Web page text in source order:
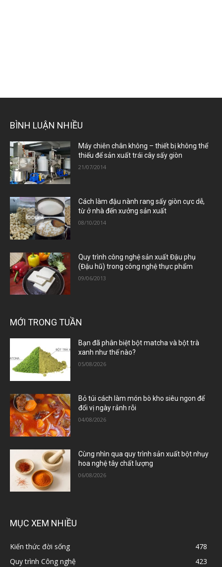
BÌNH LUẬN NHIỀU
Máy chiên chân không – thiết bị không thể
thiếu để sản xuất trái cây sấy giòn
21/07/2014
Cách làm đậu nành rang sấy giòn cực dễ,
từ ở nhà đến xưởng sản xuất
08/10/2014
Quy trình công nghệ sản xuất Đậu phụ
(Đậu hũ) trong công nghệ thực phẩm
09/06/2013
MỚI TRONG TUẦN
Bạn đã phân biệt bột matcha và bột trà
xanh như thế nào?
05/08/2026
Bỏ túi cách làm món bò kho siêu ngon để
đổi vị ngày rảnh rỗi
04/08/2026
Cùng nhìn qua quy trình sản xuất bột nhụy
hoa nghệ tây chất lượng
06/08/2026
MỤC XEM NHIỀU
Kiến thức đời sống
478
Quy trình Công nghệ
423